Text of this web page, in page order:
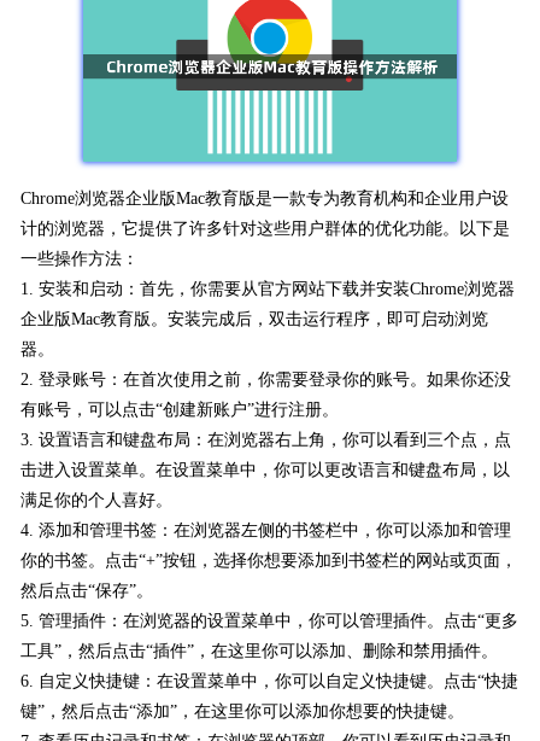
Chrome浏览器企业版Mac教育版是一款专为教育机构和企业用户设
计的浏览器，它提供了许多针对这些用户群体的优化功能。以下是
一些操作方法：
1. 安装和启动：首先，你需要从官方网站下载并安装Chrome浏览器
企业版Mac教育版。安装完成后，双击运行程序，即可启动浏览
器。
2. 登录账号：在首次使用之前，你需要登录你的账号。如果你还没
有账号，可以点击“创建新账户”进行注册。
3. 设置语言和键盘布局：在浏览器右上角，你可以看到三个点，点
击进入设置菜单。在设置菜单中，你可以更改语言和键盘布局，以
满足你的个人喜好。
4. 添加和管理书签：在浏览器左侧的书签栏中，你可以添加和管理
你的书签。点击“+”按钮，选择你想要添加到书签栏的网站或页面，
然后点击“保存”。
5. 管理插件：在浏览器的设置菜单中，你可以管理插件。点击“更多
工具”，然后点击“插件”，在这里你可以添加、删除和禁用插件。
6. 自定义快捷键：在设置菜单中，你可以自定义快捷键。点击“快捷
键”，然后点击“添加”，在这里你可以添加你想要的快捷键。